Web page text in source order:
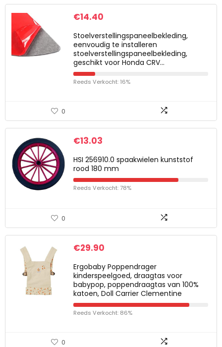
€14.40
Stoelverstellingspaneelbekleding,
eenvoudig te installeren
stoelverstellingspaneelbekleding,
geschikt voor Honda CRV…
Reeds Verkocht: 16%
0
€13.03
HSI 256910.0 spaakwielen kunststof
rood 180 mm
Reeds Verkocht: 78%
0
€29.90
Ergobaby Poppendrager
kinderspeelgoed, draagtas voor
babypop, poppendraagtas van 100%
katoen, Doll Carrier Clementine
Reeds Verkocht: 86%
0